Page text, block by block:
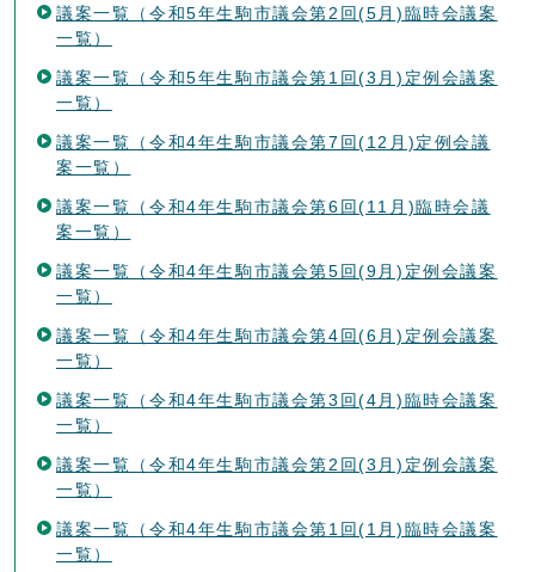
議案一覧（令和5年生駒市議会第2回(5月)臨時会議案
一覧）
議案一覧（令和5年生駒市議会第1回(3月)定例会議案
一覧）
議案一覧（令和4年生駒市議会第7回(12月)定例会議
案一覧）
議案一覧（令和4年生駒市議会第6回(11月)臨時会議
案一覧）
議案一覧（令和4年生駒市議会第5回(9月)定例会議案
一覧）
議案一覧（令和4年生駒市議会第4回(6月)定例会議案
一覧）
議案一覧（令和4年生駒市議会第3回(4月)臨時会議案
一覧）
議案一覧（令和4年生駒市議会第2回(3月)定例会議案
一覧）
議案一覧（令和4年生駒市議会第1回(1月)臨時会議案
一覧）